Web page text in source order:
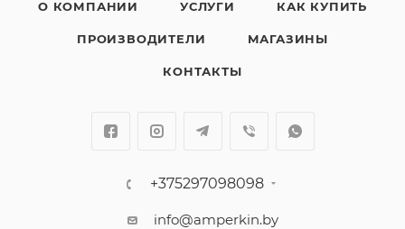
О КОМПАНИИ УСЛУГИ КАК КУПИТЬ
ПРОИЗВОДИТЕЛИ МАГАЗИНЫ
КОНТАКТЫ
+375297098098
info@amperkin.by